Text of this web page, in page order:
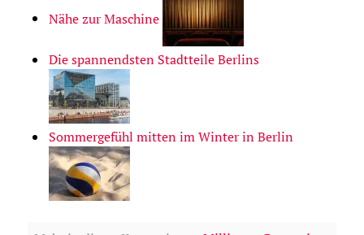
Nähe zur Maschine
Die spannendsten Stadtteile Berlins
Sommergefühl mitten im Winter in Berlin